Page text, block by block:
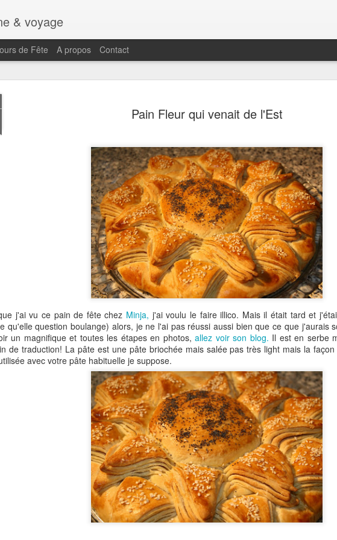
Pain Fleur qui venait de l'Est
j'ai vu ce pain de fête chez Minja, j'ai voulu le faire illico. Mais il était tard et
qu'elle question boulange) alors, je ne l'ai pas réussi aussi bien que ce que j'aurais
un magnifique et toutes les étapes en photos, allez voir son blog. Il est en serbe
de traduction! La pâte est une pâte briochée mais salée pas très light mais la
avec votre pâte habituelle je suppose.
& voyage
de Fête A propos Contact
19
Carottes et Pistaches
tout à vivre, comme me l'indique périodiquement
C'est réconfortant de voir que les recettes
de dix ans continuent à aider, séduire des
habitués.La raison d'être de ce blog était et reste
n'est pas facile et si je peux modestement
certains d'entre vous avec des idées, des
peu de bonne humeur dans l'assiette, le temps
ce blog n'aura pas été vain.
Reprenons donc nos recettes doucement avec
toute simple mais nourrissante et colorée. L'été
droite désormais et même si la météo est
sera de bonne augure.